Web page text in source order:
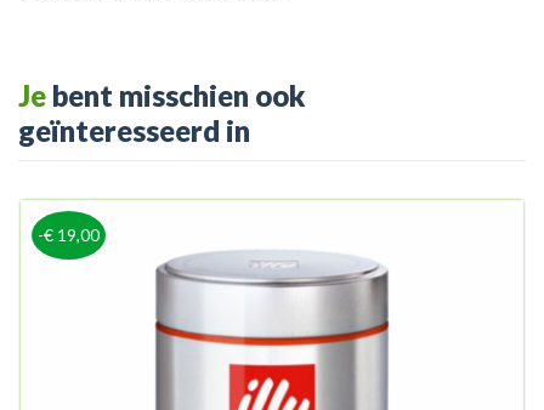
Je bent misschien ook
geïnteresseerd in
-€ 19,00